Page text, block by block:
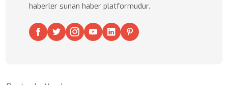
haberler sunan haber platformudur.